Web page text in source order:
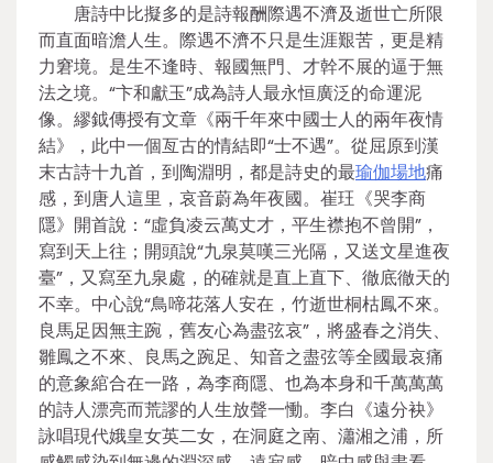
唐詩中比擬多的是詩報酬際遇不濟及逝世亡所限
而直面暗澹人生。際遇不濟不只是生涯艱苦，更是精
力窘境。是生不逢時、報國無門、才幹不展的逼于無
法之境。“卞和獻玉”成為詩人最永恒廣泛的命運泥
像。繆鉞傳授有文章《兩千年來中國士人的兩年夜情
結》，此中一個亙古的情結即“士不遇”。從屈原到漢
末古詩十九首，到陶淵明，都是詩史的最瑜伽場地痛
感，到唐人這里，哀音蔚為年夜國。崔玨《哭李商
隱》開首說：“虛負凌云萬丈才，平生襟抱不曾開”，
寫到天上往；開頭說“九泉莫嘆三光隔，又送文星進夜
臺”，又寫至九泉處，的確就是直上直下、徹底徹天的
不幸。中心說“鳥啼花落人安在，竹逝世桐枯鳳不來。
良馬足因無主踠，舊友心為盡弦哀”，將盛春之消失、
雛鳳之不來、良馬之踠足、知音之盡弦等全國最哀痛
的意象綰合在一路，為李商隱、也為本身和千萬萬萬
的詩人漂亮而荒謬的人生放聲一慟。李白《遠分袂》
詠唱現代娥皇女英二女，在洞庭之南、瀟湘之浦，所